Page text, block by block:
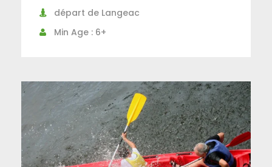
départ de Langeac
Min Age : 6+